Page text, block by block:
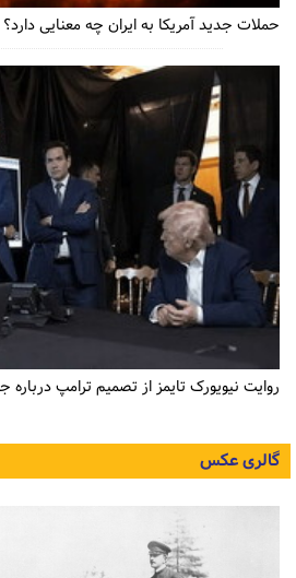
حملات جدید آمریکا به ایران چه معنایی دارد؟
روایت نیویورک تایمز از تصمیم ترامپ درباره
گالری عکس